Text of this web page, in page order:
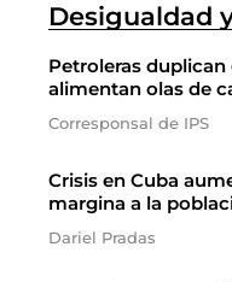
Desigualdad
Petroleras
alimentan olas de
Corresponsal de IPS
Crisis en Cuba
margina a la
Dariel Pradas